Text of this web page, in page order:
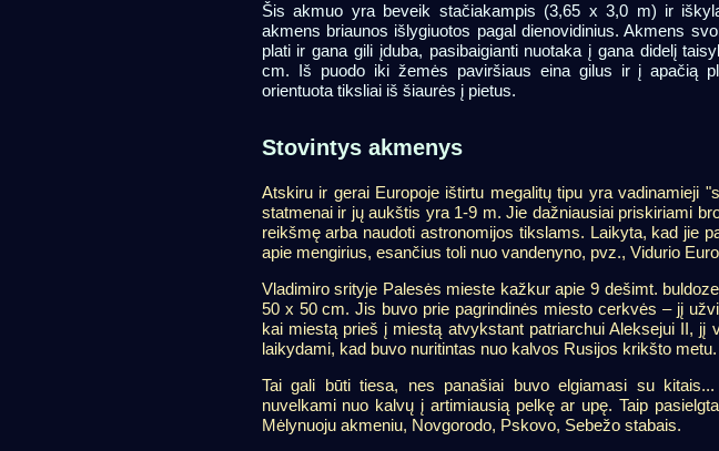
Šis akmuo yra beveik stačiakampis (3,65 x 3,0 m) ir
akmens briaunos išlygiuotos pagal dienovidinius. Akmens
plati ir gana gili įduba, pasibaigianti nuotaka į gana didelį
cm. Iš puodo iki žemės paviršiaus eina gilus ir į apačią
orientuota tiksliai iš šiaurės į pietus.
Stovintys akmenys
Atskiru ir gerai Europoje ištirtu megalitų tipu yra vadinamieji
statmenai ir jų aukštis yra 1-9 m. Jie dažniausiai priskiriami
reikšmę arba naudoti astronomijos tikslams. Laikyta, kad jie
apie mengirius, esančius toli nuo vandenyno, pvz., Vidurio
Vladimiro srityje Palesės mieste kažkur apie 9 dešimt.
50 x 50 cm. Jis buvo prie pagrindinės miesto cerkvės – jį
kai miestą prieš į miestą atvykstant patriarchui Aleksejui II,
laikydami, kad buvo nuritintas nuo kalvos Rusijos krikšto metu.
Tai gali būti tiesa, nes panašiai buvo elgiamasi su kitais...
nuvelkami nuo kalvų į artimiausią pelkę ar upę. Taip
Mėlynuoju akmeniu, Novgorodo, Pskovo, Sebežo stabais.